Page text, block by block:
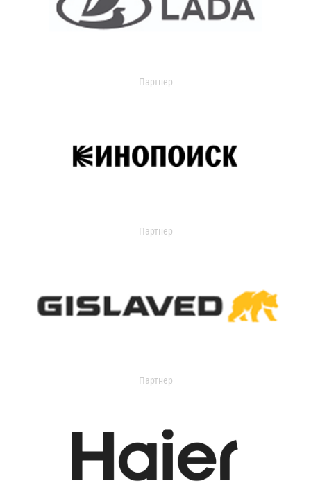
Партнер
Партнер
Партнер